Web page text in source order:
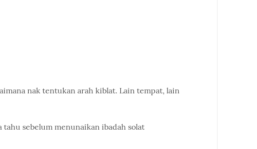
nak tentukan arah kiblat. Lain tempat, lain
sebelum menunaikan ibadah solat